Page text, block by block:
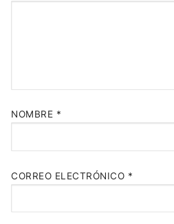
NOMBRE *
CORREO ELECTRÓNICO *